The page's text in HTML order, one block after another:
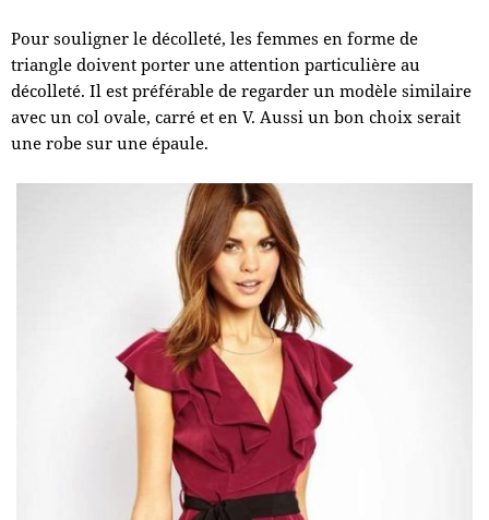
Pour souligner le décolleté, les femmes en forme de
triangle doivent porter une attention particulière au
décolleté. Il est préférable de regarder un modèle similaire
avec un col ovale, carré et en V. Aussi un bon choix serait
une robe sur une épaule.